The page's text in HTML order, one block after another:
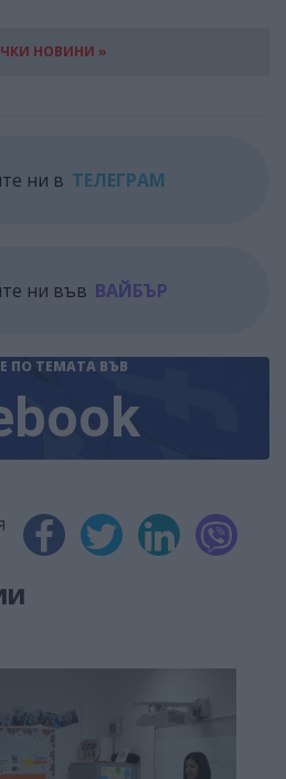
НОВИНИ »
ни в ТЕЛЕГРАМ
ни във ВАЙБЪР
ПО ТЕМАТА ВЪВ